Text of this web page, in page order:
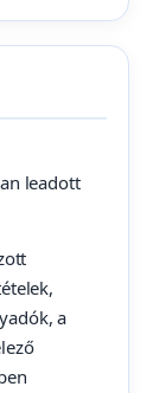
leadott
a